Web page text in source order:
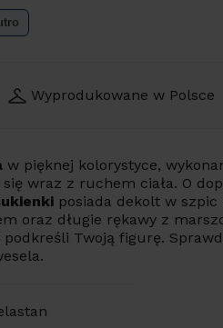
Wyprodukowane w Polsce
w pięknej kolorystyce,
wraz z ruchem ciała. O
posiada dekolt w szpic
oraz długie rękawy z
Twoją figurę.